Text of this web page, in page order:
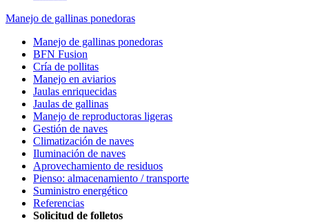
Manejo de gallinas ponedoras
Manejo de gallinas ponedoras
BFN Fusion
Cría de pollitas
Manejo en aviarios
Jaulas enriquecidas
Jaulas de gallinas
Manejo de reproductoras ligeras
Gestión de naves
Climatización de naves
Iluminación de naves
Aprovechamiento de residuos
Pienso: almacenamiento / transporte
Suministro energético
Referencias
Solicitud de folletos